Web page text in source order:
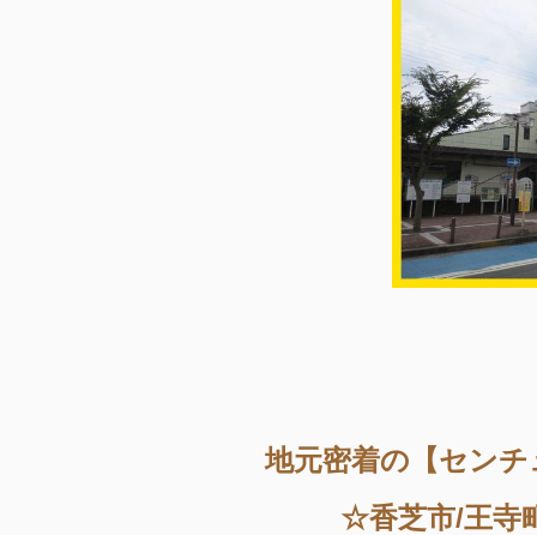
地元密着の【セン
☆香芝市/王寺